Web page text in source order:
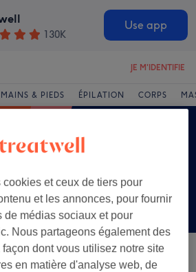
130K
Use app
JE M'IDENTIFIE
MAINS & PIEDS ÉPILATION CORPS
Offres Express
et ceux de tiers pour
et les annonces, pour fournir
de médias sociaux et pour
Nous partageons également des
dont vous utilisez notre site
en matière d'analyse web, de